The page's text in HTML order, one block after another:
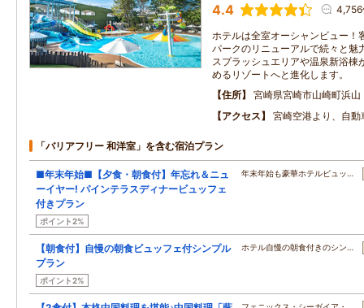
4.4 4,756
ホテルは全室オーシャンビュー！
パークのリニューアルで続々と魅
スプラッシュエリアや温泉新浴棟
めるリゾートへと進化します。
住所
宮崎県宮崎市山崎町浜山
アクセス
宮崎空港より、自
「バリアフリー 和洋室」を含む宿泊プラン
■年末年始■【夕食・朝食付】年忘れ＆ニュ
ーイヤー! パインテラスディナービュッフェ
付きプラン
ポイント2%
年末年始も豪華ホテルビュッ…
【朝食付】自慢の朝食ビュッフェ付シンプル
プラン
ポイント2%
ホテル自慢の朝食付きのシン…